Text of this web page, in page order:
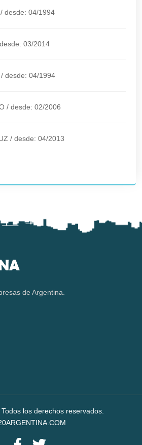
/ desde: 04/1994
desde: 03/2014
/ desde: 04/1994
/ desde: 02/2006
/ desde: 04/2013
de Argentina.
Todos los derechos reservados.